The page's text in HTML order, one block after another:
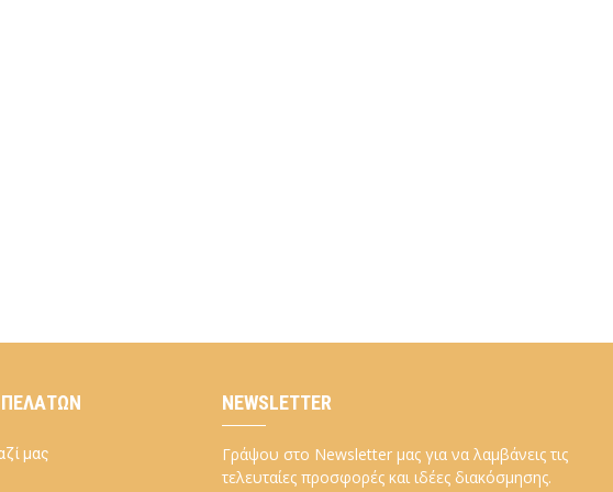
μας
NEWSLETTER
Γράψου στο Newsletter μας για να λαμβάνεις τις
τελευταίες προσφορές και ιδέες διακόσμησης.